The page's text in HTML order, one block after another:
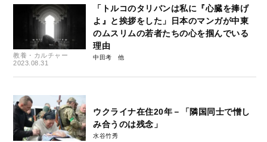
教養・カルチャー
2023.08.31
「トルコのタリバンは私に『心臓を捧げ
よ』と挨拶をした」日本のマンガが中東
のムスリムの若者たちの心を掴んでいる
理由
中田考
ウクライナ在住20年－「隣国同士で憎し
み合うのは残念」
水谷竹秀